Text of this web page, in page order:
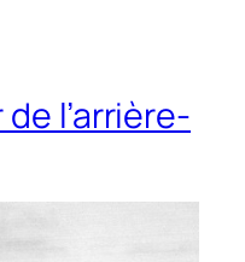
l’arrière-